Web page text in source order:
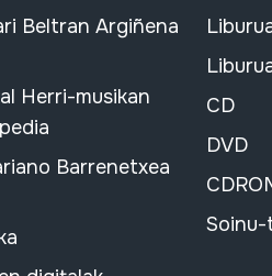
Beltran Argiñena
Herri-musikan
Barrenetxea
CD
DVD